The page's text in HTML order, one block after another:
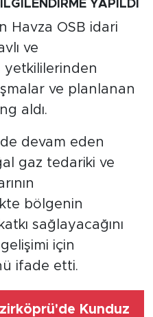
YAPILDI
Havza OSB idari
ve
yetkililerinden
ve planlanan
aldı.
devam eden
gaz tedariki ve
bölgenin
sağlayacağını
için
ifade etti.
Kunduz